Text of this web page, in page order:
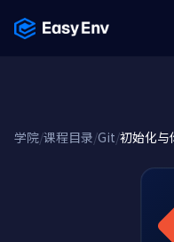
学院/课程目录/Git/初始化